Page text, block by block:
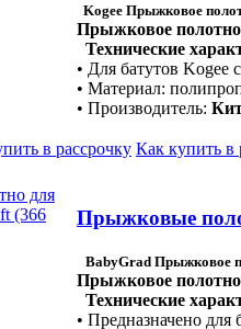
Kogee Прыжковое
Прыжковое полотно
Технические
• Для батутов Kogee
• Материал:
• Производитель:
в рассрочку Как купить в
Прыжковые
BabyGrad Прыжковое
Прыжковое полотно
Технические
• Предназначено